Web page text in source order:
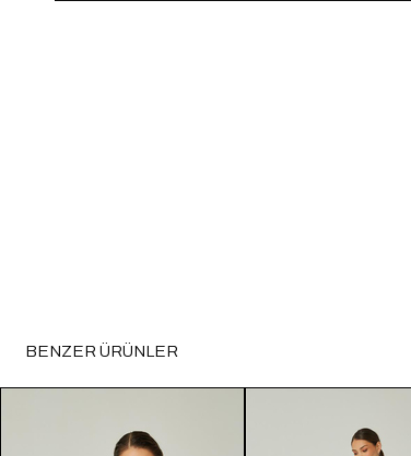
BENZER ÜRÜNLER